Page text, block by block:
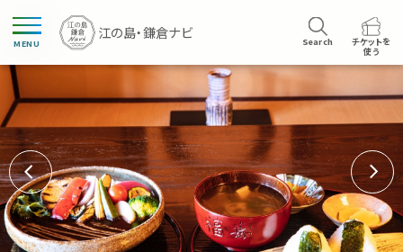
MENU Search
チケットを
使う